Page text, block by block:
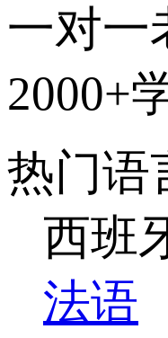
一对一
2000+
热门语
西班
法语